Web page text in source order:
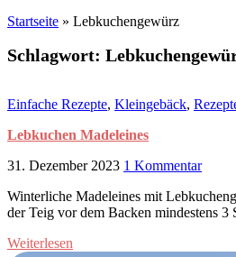
Startseite » Lebkuchengewürz
Schlagwort:
Einfache Rezepte, Kleingebäck,
Lebkuchen Madeleines
31. Dezember 2023 1 Kommentar
Winterliche Madeleines mit
der Teig vor dem Backen mindestens
Weiterlesen